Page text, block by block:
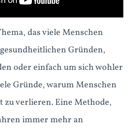
das viele Menschen
Gründen,
oder einfach um sich wohler
Gründe, warum Menschen
zu verlieren. Eine Methode,
immer mehr an